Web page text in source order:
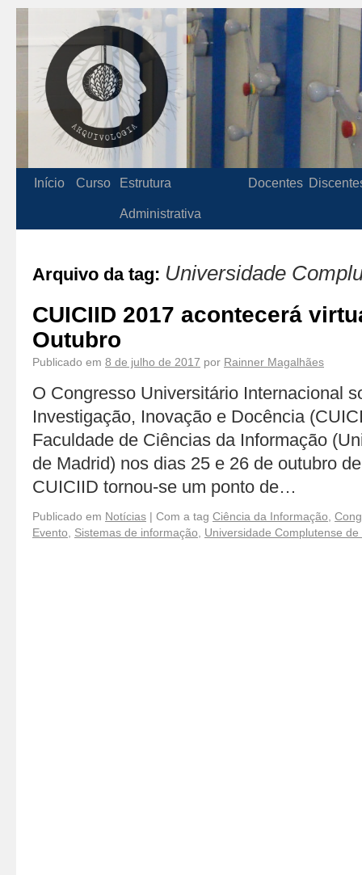
Início Curso Estrutura
Administrativa
Docentes
Arquivo da tag: Universidade
CUICIID 2017 acontecerá
Outubro
Publicado em 8 de julho de 2017 por Rainner Magalhães
O Congresso Universitário Internacional
Investigação, Inovação e Docência
Faculdade de Ciências da Informação
de Madrid) nos dias 25 e 26 de outubro
CUICIID tornou-se um ponto de…
Publicado em Notícias | Com a tag Ciência da Informação
Evento
Sistemas de informação Universidade Complutense de